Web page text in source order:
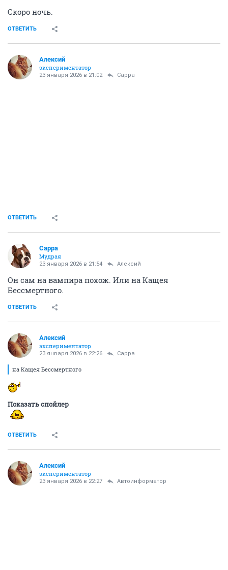
Скоро ночь.
ОТВЕТИТЬ
Алексий
экспериментатор
23 января 2026 в 21:02 Сарра
ОТВЕТИТЬ
Сарра
Мудрая
23 января 2026 в 21:54 Алексий
Он сам на вампира похож. Или на Кащея
Бессмертного.
ОТВЕТИТЬ
Алексий
экспериментатор
23 января 2026 в 22:26 Сарра
на Кащея Бессмертного
Показать спойлер
ОТВЕТИТЬ
Алексий
экспериментатор
23 января 2026 в 22:27 Автоинформатор